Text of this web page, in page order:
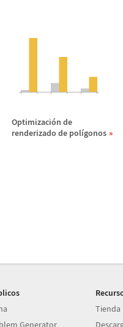
Optimización de
renderizado de polígonos
Generator
Tienda